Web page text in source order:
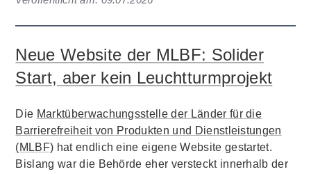
Neue Website der MLBF: Solider
Start, aber kein Leuchtturmprojekt
Die Marktüberwachungsstelle der Länder für die
Barrierefreiheit von Produkten und Dienstleistungen
(MLBF) hat endlich eine eigene Website gestartet.
Bislang war die Behörde eher versteckt innerhalb der